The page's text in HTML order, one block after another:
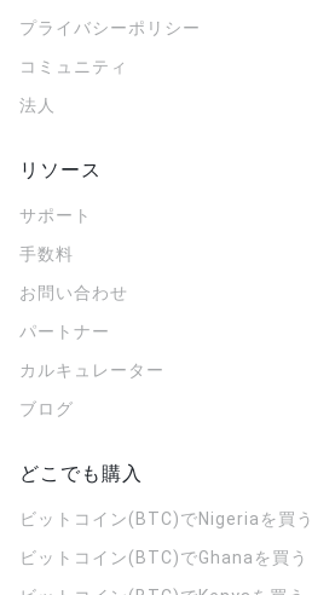
プライバシーポリシー
コミュニティ
法人
リソース
サポート
手数料
お問い合わせ
パートナー
カルキュレーター
ブログ
どこでも購入
ビットコイン(BTC)でNigeriaを買う
ビットコイン(BTC)でGhanaを買う